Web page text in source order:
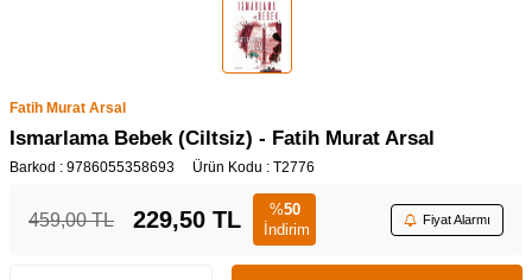
Fatih Murat Arsal
Ismarlama Bebek (Ciltsiz) - Fatih Murat Arsal
Barkod : 9786055358693 Ürün Kodu : T2776
459,00TL 229,50 TL %50
İndirim
Fiyat Alarmı